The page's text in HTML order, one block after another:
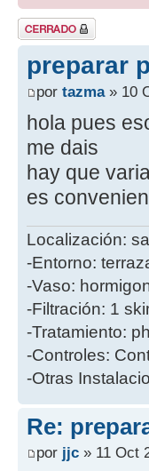
Tema cerrado
preparar
por tazma» 10
hola pues
me dais
hay que
es
Localización:
-Entorno:
-Vaso:
-Filtración: 1
-Tratamiento:
-Controles:
-Otras
Re:
por jjc » 11 Oct